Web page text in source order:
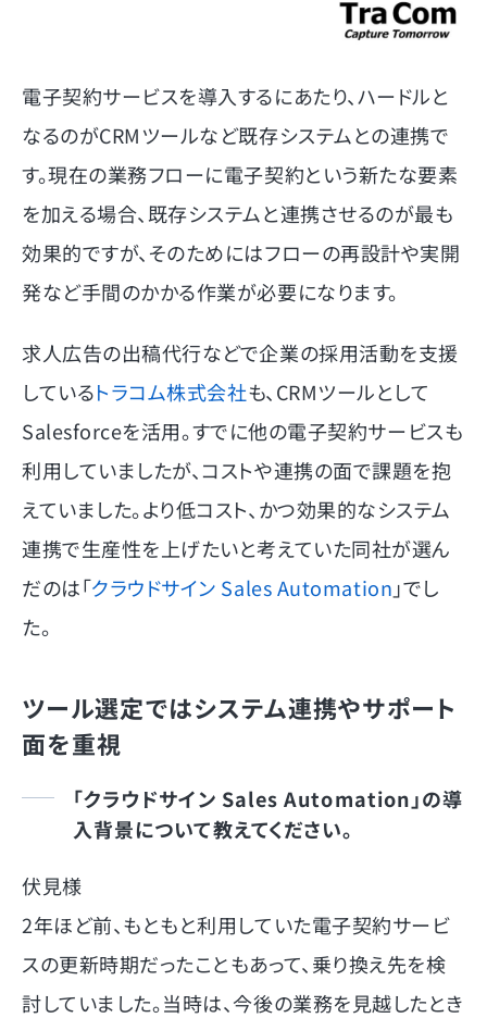
電子契約サービスを導入するにあたり、ハードルと
なるのがCRMツールなど既存システムとの連携で
す。現在の業務フローに電子契約という新たな要素
を加える場合、既存システムと連携させるのが最も
効果的ですが、そのためにはフローの再設計や実開
発など手間のかかる作業が必要になります。
求人広告の出稿代行などで企業の採用活動を支援
しているトラコム株式会社も、CRMツールとして
Salesforceを活用。すでに他の電子契約サービスも
利用していましたが、コストや連携の面で課題を抱
えていました。より低コスト、かつ効果的なシステム
連携で生産性を上げたいと考えていた同社が選ん
だのは「クラウドサイン Sales Automation 」でし
た。
ツール選定ではシステム連携やサポート
面を重視
「クラウドサイン Sales Automation」の導
入背景について教えてください。
伏見様
2年ほど前、もともと利用していた電子契約サービ
スの更新時期だったこともあって、乗り換え先を検
討していました。当時は、今後の業務を見越したとき